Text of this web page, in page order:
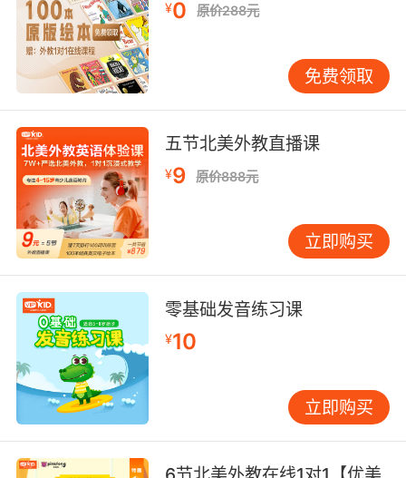
¥0 原价288元
免费领取
五节北美外教直播课
¥9 原价888元
立即购买
零基础发音练习课
¥10
立即购买